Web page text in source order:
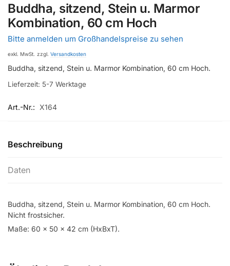
Buddha, sitzend, Stein u. Marmor
Kombination, 60 cm Hoch
Bitte anmelden um Großhandelspreise zu sehen
exkl. MwSt. zzgl. Versandkosten
Buddha, sitzend, Stein u. Marmor Kombination, 60 cm Hoch.
Lieferzeit: 5-7 Werktage
Art.-Nr.: X164
Beschreibung
Daten
Buddha, sitzend, Stein u. Marmor Kombination, 60 cm Hoch.
Nicht frostsicher.
Maße: 60 x 50 x 42 cm (HxBxT).